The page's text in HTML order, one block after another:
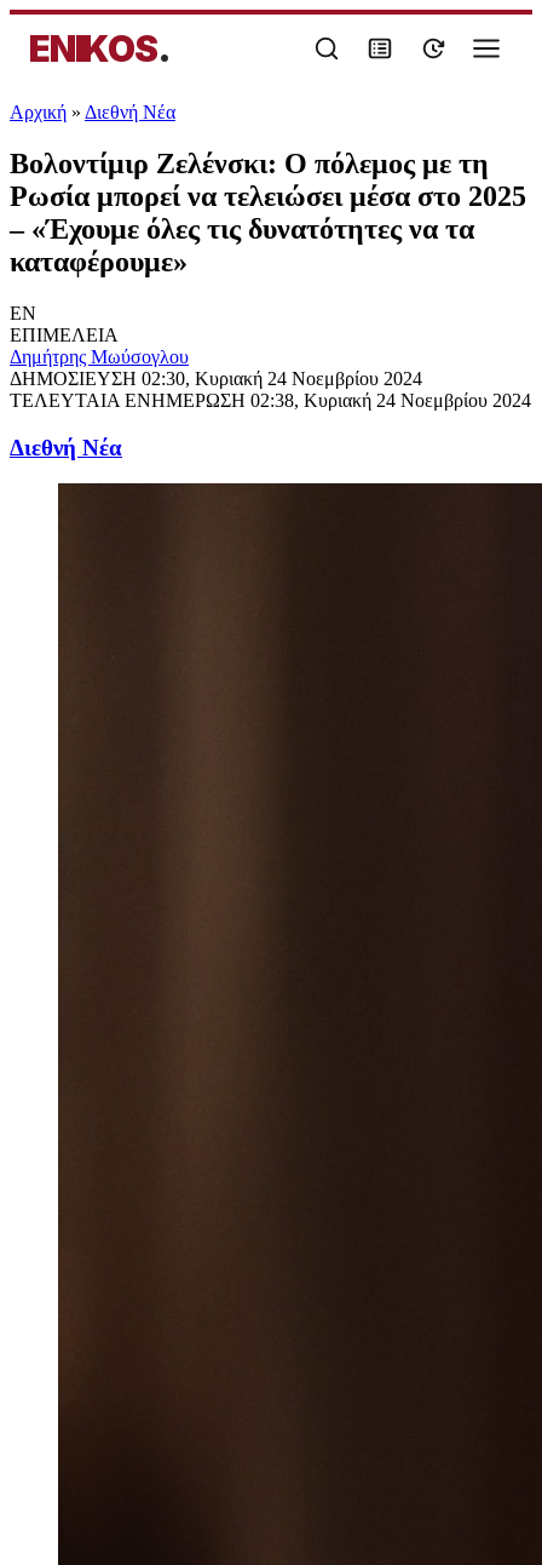
ENIKOS.
Αρχική » Διεθνή Νέα
Βολοντίμιρ Ζελένσκι: Ο πόλεμος με τη
Ρωσία μπορεί να τελειώσει μέσα στο 2025
– «Έχουμε όλες τις δυνατότητες να τα
καταφέρουμε»
EN
ΕΠΙΜΕΛΕΙΑ
Δημήτρης Μωύσογλου
ΔΗΜΟΣΙΕΥΣΗ 02:30, Κυριακή 24 Νοεμβρίου 2024
ΤΕΛΕΥΤΑΙΑ ΕΝΗΜΕΡΩΣΗ 02:38, Κυριακή 24 Νοεμβρίου 2024
Διεθνή Νέα